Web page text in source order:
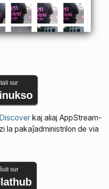
sur
Discoverkaj aliaj AppStream-
la pakaĵadministrilon de via
sur